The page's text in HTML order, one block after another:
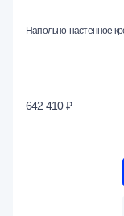
Напольно-настенное
642 410 ₽